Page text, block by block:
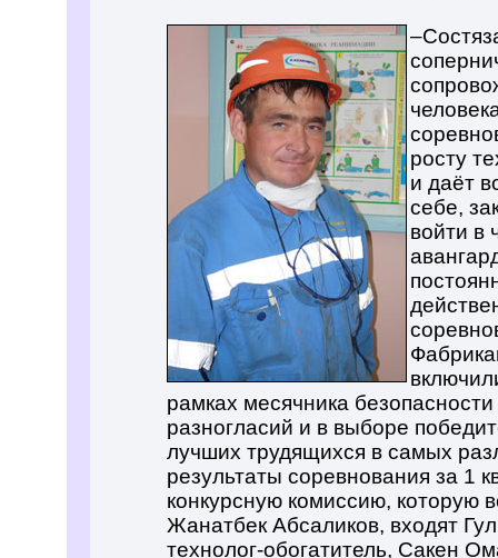
росту
и даёт
себе,
войти в
рамках месячника
разногласий и в выборе
лучших трудящихся в самых
результаты соревнования за 1
конкурсную комиссию, которую
Жанатбек Абсаликов, входят
технолог-обогатитель, Сакен